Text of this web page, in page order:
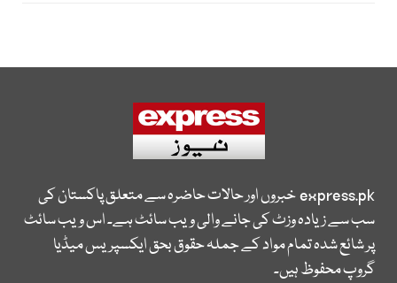
express.pkخبروں اور حالات حاضرہ سے متعلق پاکستان کی
سب سے زیادہ وزٹ کی جانے والی ویب سائٹ ہے۔ اس ویب سائٹ
پر شائع شدہ تمام مواد کے جملہ حقوق بحق ایکسپریس میڈیا
گروپ محفوظ ہیں۔